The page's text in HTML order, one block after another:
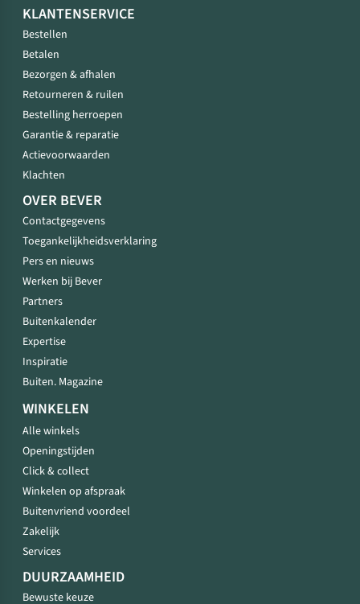
KLANTENSERVICE
Bestellen
Betalen
Bezorgen & afhalen
Retourneren & ruilen
Bestelling herroepen
Garantie & reparatie
Actievoorwaarden
Klachten
OVER BEVER
Contactgegevens
Toegankelijkheidsverklaring
Pers en nieuws
Werken bij Bever
Partners
Buitenkalender
Expertise
Inspiratie
Buiten. Magazine
WINKELEN
Alle winkels
Openingstijden
Click & collect
Winkelen op afspraak
Buitenvriend voordeel
Zakelijk
Services
DUURZAAMHEID
Bewuste keuze